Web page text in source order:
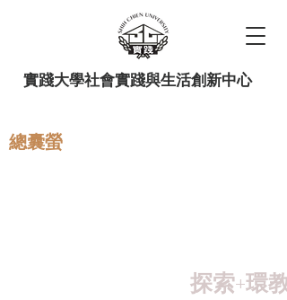
實踐大學社會實踐與生活創新中心
總囊螢
探索+環教